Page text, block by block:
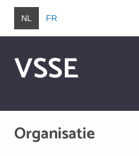
Overslaan en naar de inhoud gaan
NL FR
VSSE
Organisatie